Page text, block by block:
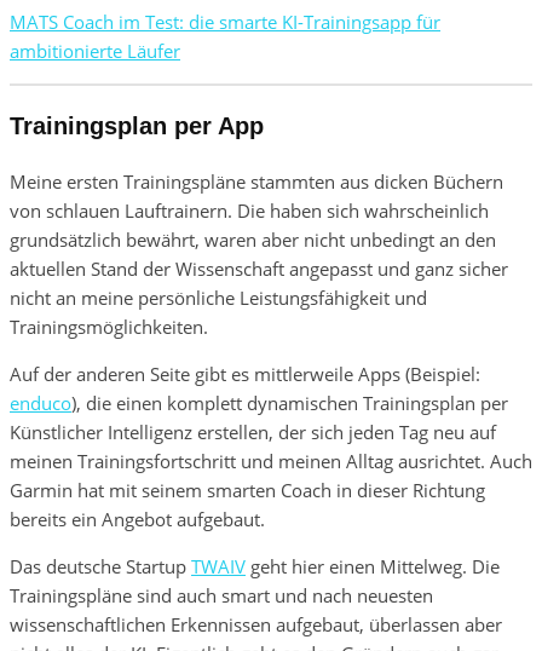
MATS Coach im Test: die smarte KI-Trainingsapp für
ambitionierte Läufer
Trainingsplan per App
Meine ersten Trainingspläne stammten aus dicken Büchern
von schlauen Lauftrainern. Die haben sich wahrscheinlich
grundsätzlich bewährt, waren aber nicht unbedingt an den
aktuellen Stand der Wissenschaft angepasst und ganz sicher
nicht an meine persönliche Leistungsfähigkeit und
Trainingsmöglichkeiten.
Auf der anderen Seite gibt es mittlerweile Apps (Beispiel:
enduco), die einen komplett dynamischen Trainingsplan per
Künstlicher Intelligenz erstellen, der sich jeden Tag neu auf
meinen Trainingsfortschritt und meinen Alltag ausrichtet. Auch
Garmin hat mit seinem smarten Coach in dieser Richtung
bereits ein Angebot aufgebaut.
Das deutsche Startup TWAIV geht hier einen Mittelweg. Die
Trainingspläne sind auch smart und nach neuesten
wissenschaftlichen Erkennissen aufgebaut, überlassen aber